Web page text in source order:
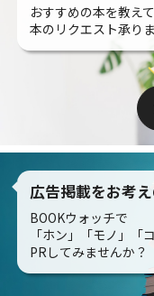
おすすめの本を教え
本のリクエスト承り
広告掲載をお考え
BOOKウォッチで
「ホン」「モノ」「
PRしてみませんか？